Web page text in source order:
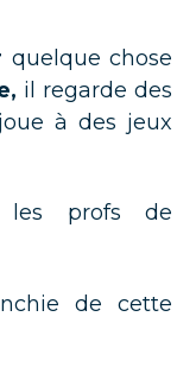
quelque chose
il regarde des
à des jeux
profs de
de cette